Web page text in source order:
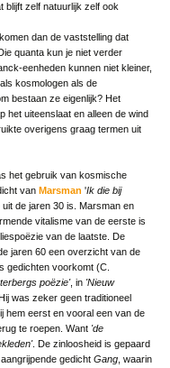
blijft zelf natuurlijk zelf ook
dan de vaststelling dat
quanta kun je niet verder
eenheden kunnen niet kleiner,
kosmologen als de
bestaan ze eigenlijk? Het
het uiteenslaat en alleen de wind
overigens graag termen uit
het gebruik van kosmische
van Marsman 'Ik die bij
uit de jaren 30 is. Marsman en
vitalisme van de eerste is
van de laatste. De
jaren 60 een overzicht van de
gedichten voorkomt (C.
poëzie', in 'Nieuw
was zeker geen traditioneel
hem eerst en vooral een van de
te roepen. Want 'de
. De zinloosheid is gepaard
gedichtGang, waarin